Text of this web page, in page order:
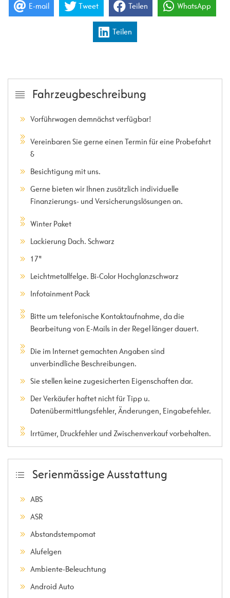
E-mail Tweet Teilen WhatsApp
Teilen
Fahrzeugbeschreibung
Vorführwagen demnächst verfügbar!
Vereinbaren Sie gerne einen Termin für eine Probefahrt
&
Besichtigung mit uns.
Gerne bieten wir Ihnen zusätzlich individuelle
Finanzierungs- und Versicherungslösungen an.
Winter Paket
Lackierung Dach. Schwarz
17"
Leichtmetallfelge. Bi-Color Hochglanzschwarz
Infotainment Pack
Bitte um telefonische Kontaktaufnahme, da die
Bearbeitung von E-Mails in der Regel länger dauert.
Die im Internet gemachten Angaben sind
unverbindliche Beschreibungen.
Sie stellen keine zugesicherten Eigenschaften dar.
Der Verkäufer haftet nicht für Tipp u.
Datenübermittlungsfehler, Änderungen, Eingabefehler.
Irrtümer, Druckfehler und Zwischenverkauf vorbehalten.
Serienmässige Ausstattung
ABS
ASR
Abstandstempomat
Alufelgen
Ambiente-Beleuchtung
Android Auto